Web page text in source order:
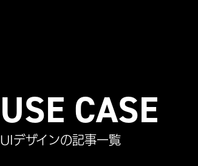
USE CASE
UIデザインの記事一覧